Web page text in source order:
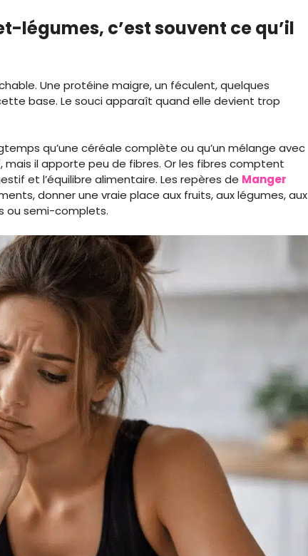
légumes, c’est souvent ce qu’il
Une protéine maigre, un féculent, quelques
base. Le souci apparaît quand elle devient trop
qu’une céréale complète ou qu’un mélange avec
mais il apporte peu de fibres. Or les fibres comptent
et l’équilibre alimentaire. Les repères de Manger
donner une vraie place aux fruits, aux légumes, aux
ou semi-complets.